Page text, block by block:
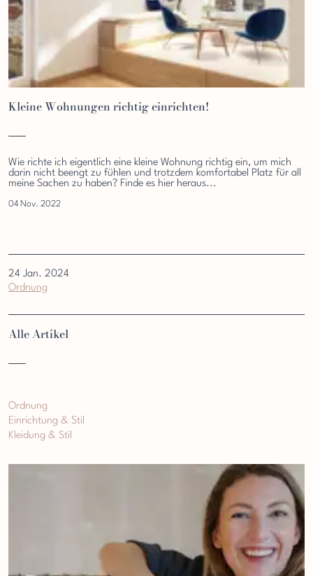
Kleine Wohnungen richtig einrichten!
Wie richte ich eigentlich eine kleine Wohnung richtig ein, um mich
darin nicht beengt zu fühlen und trotzdem komfortabel Platz für all
meine Sachen zu haben? Finde es hier heraus...
04 Nov. 2022
24 Jan. 2024
Ordnung
Alle Artikel
Ordnung
Einrichtung & Stil
Kleidung & Stil